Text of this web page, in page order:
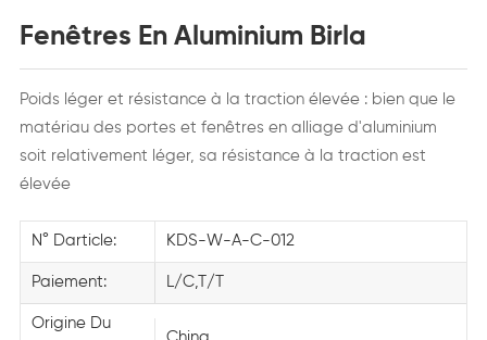
Fenêtres En Aluminium Birla
Poids léger et résistance à la traction élevée : bien que le
matériau des portes et fenêtres en alliage d'aluminium
soit relativement léger, sa résistance à la traction est
élevée
N° Darticle: KDS-W-A-C-012
Paiement: L/C,T/T
Origine Du